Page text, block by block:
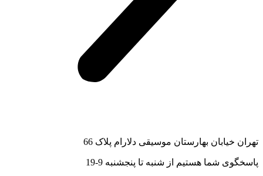
تهران خیابان بهارستان موسیقی دلارام پلاک 66
پاسخگوی شما هستیم از شنبه تا پنجشنبه 9-19